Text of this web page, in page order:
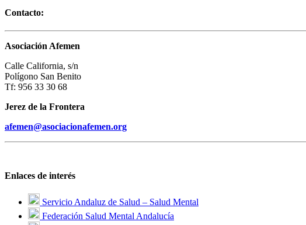
Contacto:
Asociación Afemen
Calle California, s/n
Polígono San Benito
Tf: 956 33 30 68
Jerez de la Frontera
afemen@asociacionafemen.org
Enlaces de interés
Servicio Andaluz de Salud – Salud Mental
Federación Salud Mental Andalucía